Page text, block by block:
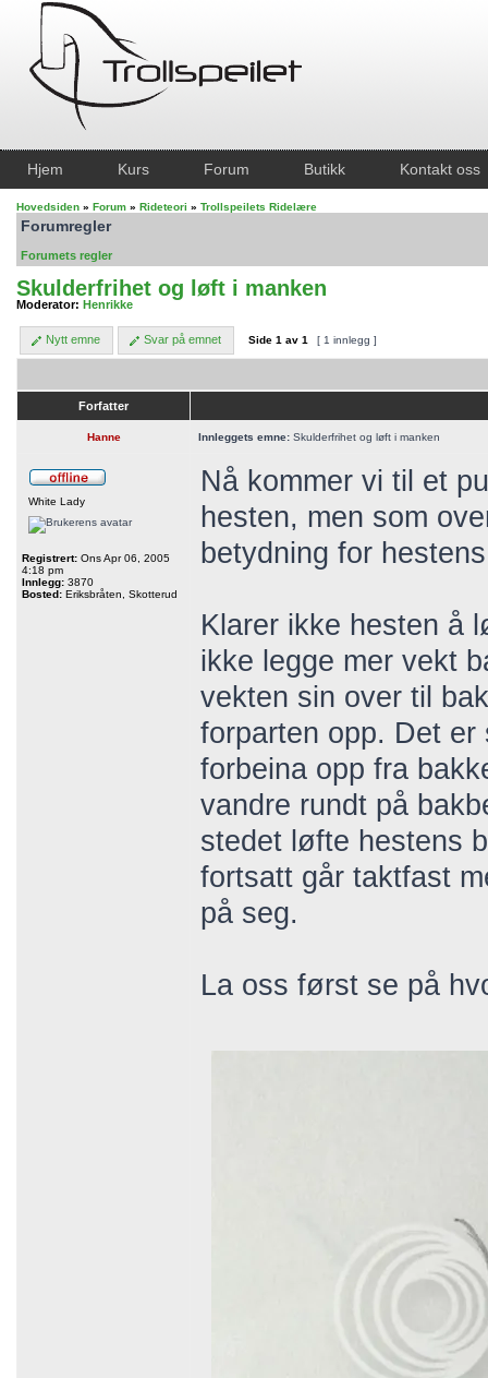
Hjem Kurs Forum Butikk Kontakt oss
Hovedsiden » Forum » Rideteori » Trollspeilets Ridelære
Forumregler
Forumets regler
Skulderfrihet og løft i manken
Moderator: Henrikke
Nytt emne Svar på emnet Side 1 av 1 [ 1 innlegg ]
Forfatter
Hanne Innleggets emne: Skulderfrihet og løft i manken
White Lady
Registrert: Ons Apr 06, 2005
4:18 pm
Innlegg: 3870
Bosted: Eriksbråten, Skotterud
Nå kommer vi til et
hesten, men som
betydning for
Klarer ikke hesten å
ikke legge mer vekt
vekten sin over til
forparten opp. Det
forbeina opp fra
vandre rundt på
stedet løfte hestens
fortsatt går taktfast
på seg.
La oss først se på